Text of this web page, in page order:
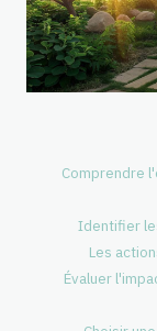
Comprendre
Identifier
Les
Évaluer